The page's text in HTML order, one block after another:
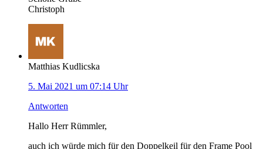
Christoph
Matthias Kudlicska
5. Mai 2021 um 07:14 Uhr
Antworten
Hallo Herr Rümmler,
auch ich würde mich für den Doppelkeil für den Frame Pool